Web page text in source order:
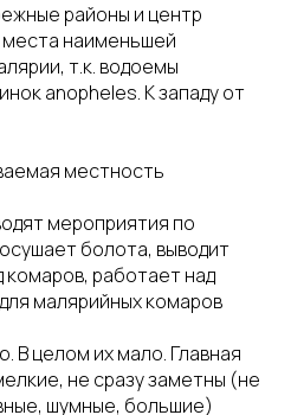
районы и центр
наименьшей
т.к. водоемы
anopheles. К западу от
местность
мероприятия по
болота, выводит
комаров, работает над
малярийных комаров
В целом их мало. Главная
не сразу заметны (не
шумные, большие)